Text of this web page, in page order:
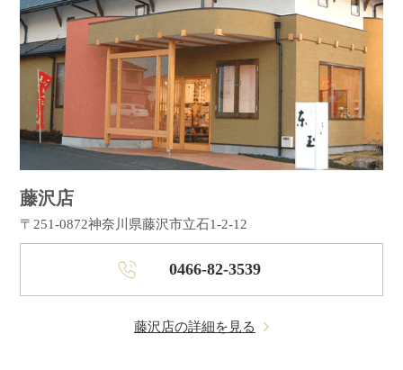
藤沢店
〒251-0872神奈川県藤沢市立石1-2-12
0466-82-3539
藤沢店の詳細を見る